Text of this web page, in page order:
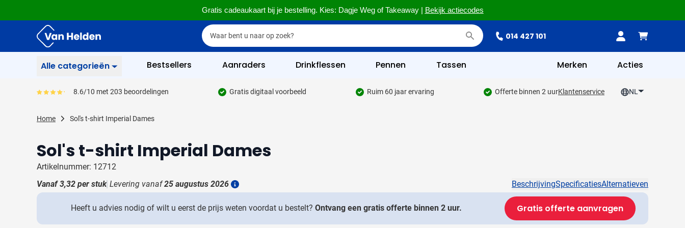
Gratis cadeaukaart bij je bestelling. Kies: Dagje Weg of Takeaway | Bekijk actiecodes
Ga naar de inhoud Zoek
Zoek
014 427 101
Alle categorieën
Schrijfgerief
Toon submenu voor Zakelijk & Kantoor categorie
Toon submenu voor Drinkwaren categorie
Weggevertjes
Toon submenu voor Weggevertjes categorie
Multimedia
Toon submenu voor Multimedia categorie
Tassen
Gereedschap & Veiligheid
Toon submenu voor Gereedschap & Veiligheid categorie
Bestsellers Aanraders Drinkflessen Pennen Tassen Merken Acties
Gemiddeld reviewpercentage is 86
8.6/10 met 203 beoordelingen Gratis digitaal voorbeeld Ruim 60 jaar ervaring Offerte binnen 2 uurKlantenservice NL
Home Sol's t-shirt Imperial Dames
Sol's t-shirt Imperial Dames
Artikelnummer: 12712
Vanaf3,32 per stuk Levering vanaf25 augustus 2026
Details
BeschrijvingSpecificatiesAlternatieven
Heeft u advies nodig of wilt u eerst de prijs weten voordat u bestelt? Ontvang een gratis offerte binnen 2 uur. Gratis offerte aanvragen